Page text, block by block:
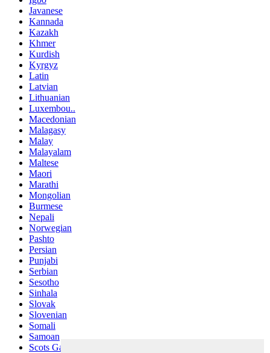
Javanese
Kannada
Kazakh
Khmer
Kurdish
Kyrgyz
Latin
Latvian
Lithuanian
Luxembou..
Macedonian
Malagasy
Malay
Malayalam
Maltese
Maori
Marathi
Mongolian
Burmese
Nepali
Norwegian
Pashto
Persian
Punjabi
Serbian
Sesotho
Sinhala
Slovak
Slovenian
Somali
Samoan
Scots Gaelic